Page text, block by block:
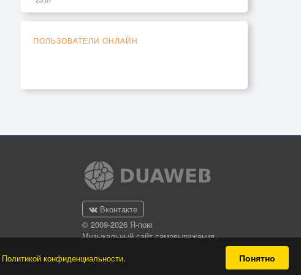
Политикой конфиденциальности. Понятно
ПОЛЬЗОВАТЕЛИ ОНЛАЙН
Вконтакте
© 2009-2026 Я-пою
Музыкальный сайт самовыражения